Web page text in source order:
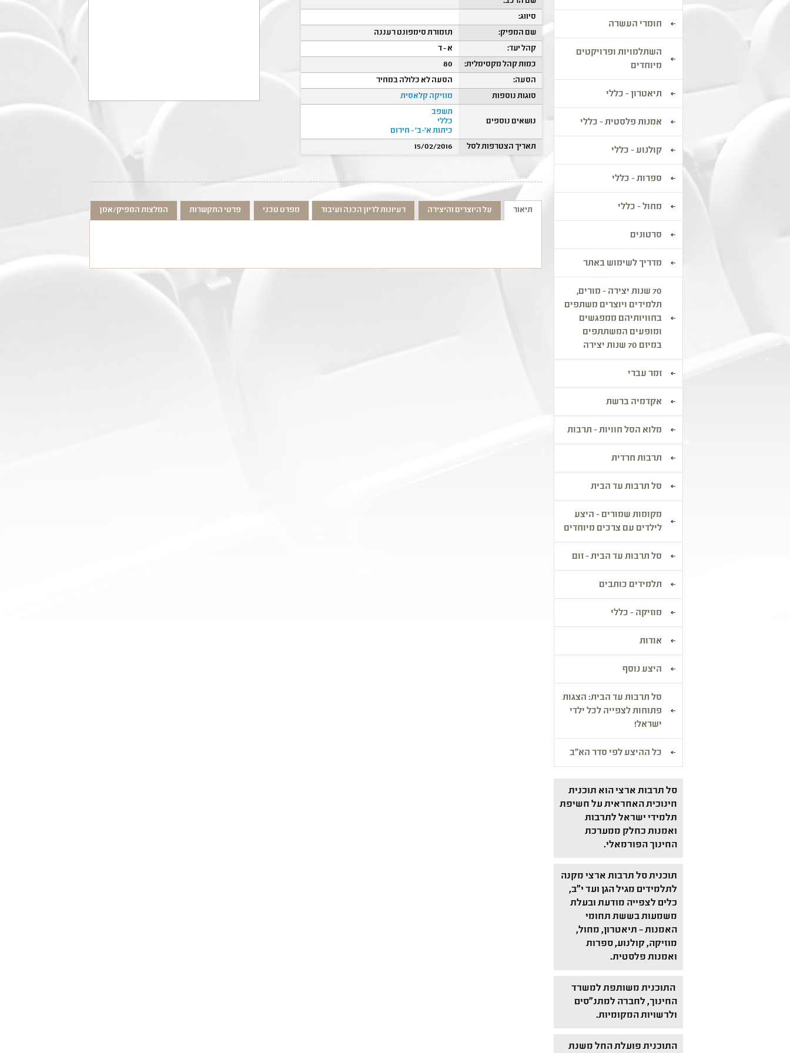
סיווג:
שם המפיק:
תזמורת סימפונט רעננה
קהל יעד:
א - ד
כמות קהל מקסימלית:
80
הסעה:
הסעה לא כלולה במחיר
סוגות נוספות
מוזיקה קלאסית
נושאים נוספים
תשפב
כללי
כיתות א'-ב' - חירום
תאריך הצטרפות לסל
15/02/2016
תיאור על היוצרים והיצירה רעיונות לדיון הכנה ועיבוד מפרט טכני פרטי התקשרות המלצות המפיק/אמן
חומרי העשרה
השתלמויות ופרויקטים
מיוחדים
תיאטרון - כללי
אמנות פלסטית - כללי
קולנוע - כללי
ספרות - כללי
מחול - כללי
סרטונים
מדריך לשימוש באתר
70 שנות יצירה - מורים,
תלמידים ויוצרים משתפים
בחוויותיהם ממפגשים
ומופעים המשתתפים
במיזם 70 שנות יצירה
זמר עברי
אקדמיה ברשת
מלוא הסל חוויות - תרבות
תרבות חרדית
סל תרבות עד הבית
מקומות שמורים - היצע
לילדים עם צרכים מיוחדים
סל תרבות עד הבית - זום
תלמידים כותבים
מוזיקה - כללי
אודות
היצע נוסף
סל תרבות עד הבית: הצגות
פתוחות לצפייה לכל ילדי
ישראל!
כל ההיצע לפי סדר הא"ב
סל תרבות ארצי הוא תוכנית
חינוכית האחראית על חשיפת
תלמידי ישראל לתרבות
ואמנות כחלק ממערכת
החינוך הפורמאלי.
תוכנית סל תרבות ארצי מקנה
לתלמידים מגיל הגן ועד י"ב,
כלים לצפייה מודעת ובעלת
משמעות בששת תחומי
האמנות – תיאטרון, מחול,
מוזיקה, קולנוע, ספרות
ואמנות פלסטית.
התוכנית משותפת למשרד
החינוך, לחברה למתנ"סים
ולרשויות המקומיות.
התוכנית פועלת החל משנת